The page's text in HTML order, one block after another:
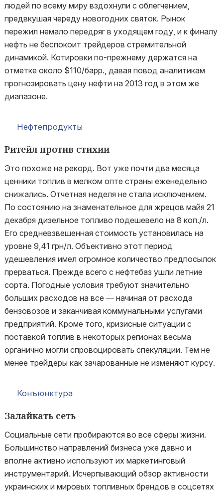
людей по всему миру вздохнули с облегчением,
предвкушая череду новогодних святок. Рынок
пережил немало передряг в уходящем году, и к финалу
нефть не беспокоит трейдеров стремительной
динамикой. Котировки по-прежнему держатся на
отметке около $110/барр., давая повод аналитикам
прогнозировать цену нефти на 2013 год в этом же
диапазоне.
Нефтепродукты
Ритейл против стихии
Это похоже на рекорд. Вот уже почти два месяца
ценники топлив в мелком опте страны еженедельно
снижались. Отчетная неделя не стала исключением.
По состоянию на знаменательное для жрецов майя 21
декабря дизельное топливо подешевело на 8 коп./л.
Его средневзвешенная стоимость установилась на
уровне 9,41 грн/л. Объективно этот период
удешевления имел огромное количество предпосылок
прерваться. Прежде всего с нефтебаз ушли летние
сорта. Погодные условия требуют значительно
больших расходов на все — начиная от расхода
бензовозов и заканчивая коммунальными услугами
предприятий. Кроме того, кризисные ситуации с
поставкой топлив в некоторых регионах весьма
органично могли спровоцировать спекуляции. Тем не
менее трейдеры как зачарованные не изменяют курсу.
Конъюнктура
Залайкать сеть
Социальные сети пробираются во все сферы жизни.
Большинство направлений бизнеса уже давно и
вполне активно используют их маркетинговый
инструментарий. Исчерпывающий обзор активности
украинских и мировых топливных брендов в соцсетях